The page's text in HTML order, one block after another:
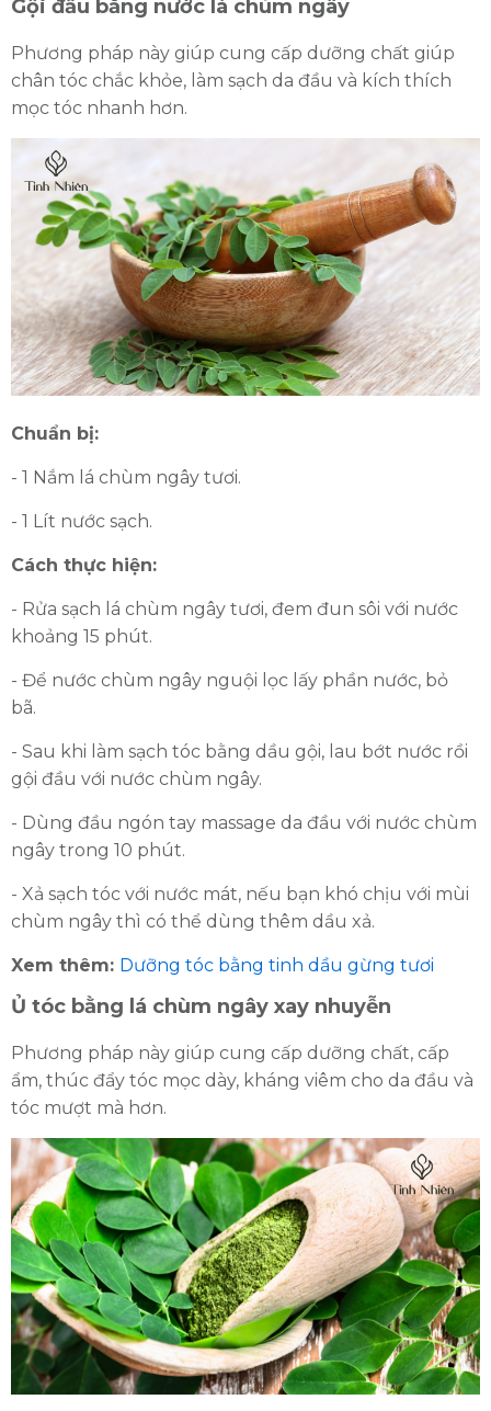
Gội đầu bằng nước lá chùm ngây
Phương pháp này giúp cung cấp dưỡng chất giúp
chân tóc chắc khỏe, làm sạch da đầu và kích thích
mọc tóc nhanh hơn.
Chuẩn bị:
- 1 Nắm lá chùm ngây tươi.
- 1 Lít nước sạch.
Cách thực hiện:
- Rửa sạch lá chùm ngây tươi, đem đun sôi với nước
khoảng 15 phút.
- Để nước chùm ngây nguội lọc lấy phần nước, bỏ
bã.
- Sau khi làm sạch tóc bằng dầu gội, lau bớt nước rồi
gội đầu với nước chùm ngây.
- Dùng đầu ngón tay massage da đầu với nước chùm
ngây trong 10 phút.
- Xả sạch tóc với nước mát, nếu bạn khó chịu với mùi
chùm ngây thì có thể dùng thêm dầu xả.
Xem thêm: Dưỡng tóc bằng tinh dầu gừng tươi
Ủ tóc bằng lá chùm ngây xay nhuyễn
Phương pháp này giúp cung cấp dưỡng chất, cấp
ẩm, thúc đẩy tóc mọc dày, kháng viêm cho da đầu và
tóc mượt mà hơn.